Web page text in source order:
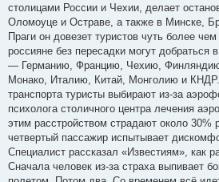
столицами России и Чехии, делает
Оломоуце и Остраве, а также в Минске,
Праги он довезет туристов чуть более
россияне без пересадки могут добраться
— Германию, Францию, Чехию,
Монако, Италию, Китай, Монголию и
транспорта туристы выбирают из-за
психолога столичного центра лечения
этим расстройством страдают около 30%
четвертый пассажир испытывает
Специалист рассказал «Известиям», как
Сначала человек из-за страха выпивает